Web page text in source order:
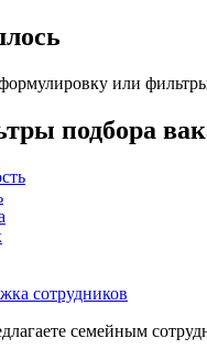
или
подбора
сотрудников
семейным